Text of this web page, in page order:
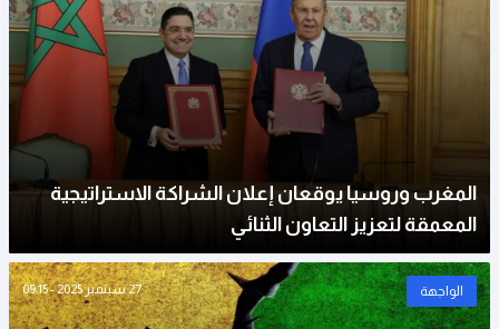
المغرب وروسيا يوقعان إعلان الشراكة الاستراتيجية
المعمقة لتعزيز التعاون الثنائي
الواجهة 27 سبتمبر 2025 - 09:15